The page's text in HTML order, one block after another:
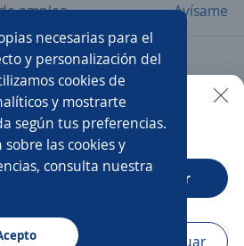
necesarias para el
y personalización del
cookies de
y mostrarte
según tus preferencias.
las cookies y
consulta nuestra
empleo Avísame
Oficial de construcción
Pasante de ingeniero civil
Residente de obra
más fácil en la app
Abrir
Continuar